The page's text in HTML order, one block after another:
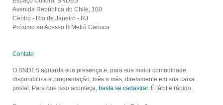
Avenida República do Chile, 100
Centro - Rio de Janeiro - RJ
Próximo ao Acesso B Metrô Carioca
Contato
O BNDES aguarda sua presença e, para sua maior comodidade,
disponibiliza a programação, mês a mês, diretamente em sua caixa
postal. Para que isso aconteça, basta se cadastrar. É fácil e rápido.